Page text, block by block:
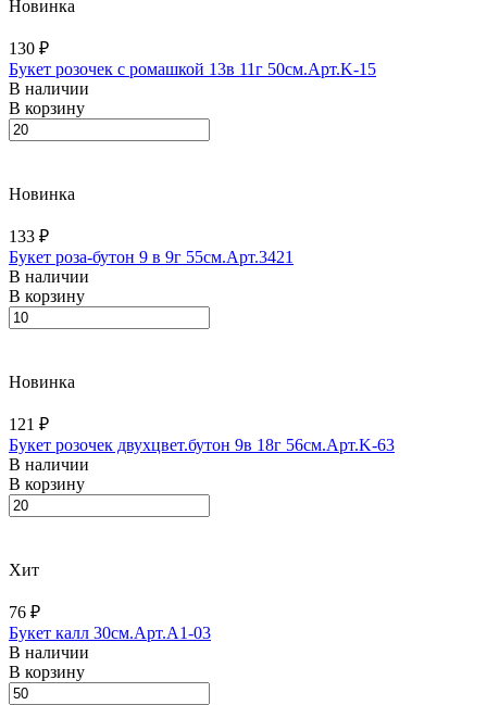
Новинка
130 ₽
Букет розочек с ромашкой 13в 11г 50см.Арт.K-15
В наличии
В корзину
Новинка
133 ₽
Букет роза-бутон 9 в 9г 55см.Арт.3421
В наличии
В корзину
Новинка
121 ₽
Букет розочек двухцвет.бутон 9в 18г 56см.Арт.K-63
В наличии
В корзину
Хит
76 ₽
Букет калл 30см.Арт.A1-03
В наличии
В корзину